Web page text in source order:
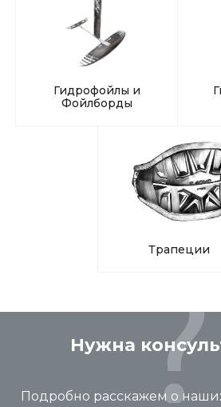
Гидрофойлы и
Фойлборды
Трапеции
Нужна
Подробно расскажем о наших